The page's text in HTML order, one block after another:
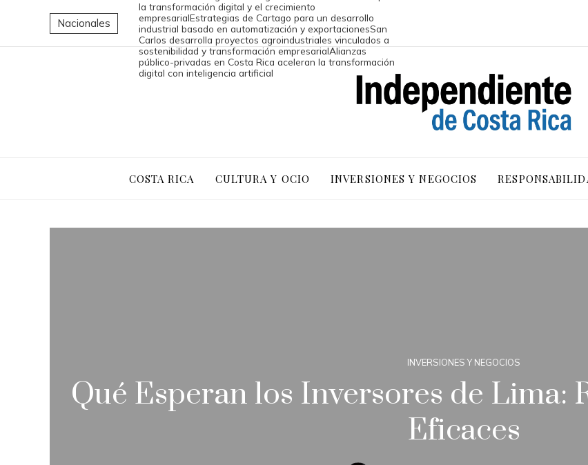
Nacionales
la transformación digital y el crecimiento
empresarialEstrategias de Cartago para un desarrollo
industrial basado en automatización y exportacionesSan
Carlos desarrolla proyectos agroindustriales vinculados a
sostenibilidad y transformación empresarialAlianzas
público-privadas en Costa Rica aceleran la transformación
digital con inteligencia artificial
COSTA RICA CULTURA Y OCIO INVERSIONES Y NEGOCIOS
INVERSIONES Y NEGOCIOS
Qué Esperan los Inversores de Lima:
Eficaces